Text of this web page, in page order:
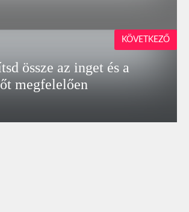
össze az inget és a
megfelelően
KÖVETKEZŐ